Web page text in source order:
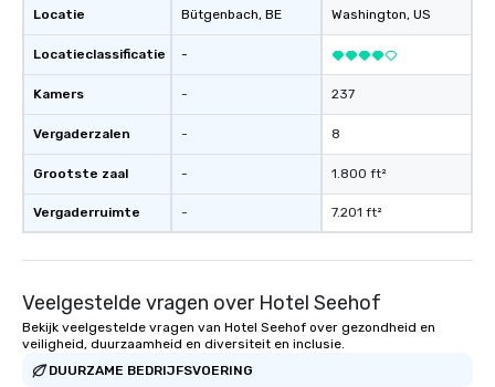
Locatie
Locatieclassificatie
Kamers
Vergaderzalen
Grootste zaal
Vergaderruimte
Bütgenbach, BE
-
-
-
-
-
Washington, US
237
8
1.800 ft²
7.201 ft²
Veelgestelde vragen over Hotel Seehof
Bekijk veelgestelde vragen van Hotel Seehof over gezondheid en
veiligheid, duurzaamheid en diversiteit en inclusie.
DUURZAME BEDRIJFSVOERING